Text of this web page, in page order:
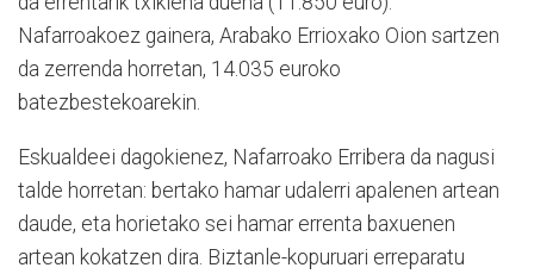
Nafarroakoez gainera, Arabako Errioxako Oion sartzen
da zerrenda horretan, 14.035 euroko
batezbestekoarekin.
Eskualdeei dagokienez, Nafarroako Erribera da nagusi
talde horretan: bertako hamar udalerri apalenen artean
daude, eta horietako sei hamar errenta baxuenen
artean kokatzen dira. Biztanle-kopuruari erreparatu